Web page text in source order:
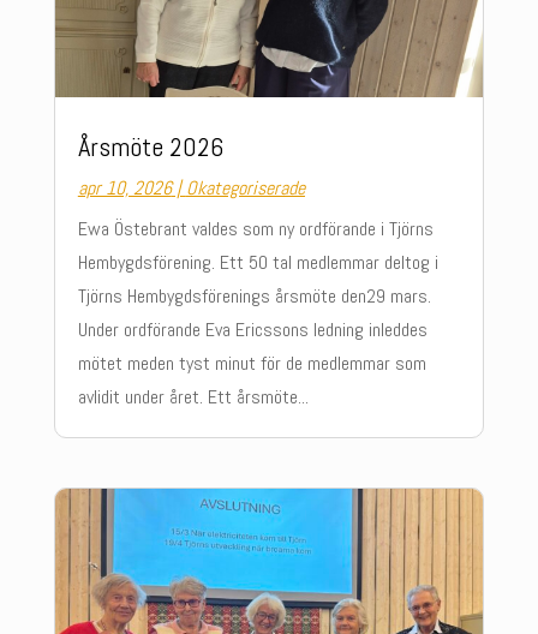
Årsmöte 2026
apr 10, 2026|Okategoriserade
Ewa Östebrant valdes som ny ordförande i Tjörns
Hembygdsförening. Ett 50 tal medlemmar deltog i
Tjörns Hembygdsförenings årsmöte den29 mars.
Under ordförande Eva Ericssons ledning inleddes
mötet meden tyst minut för de medlemmar som
avlidit under året. Ett årsmöte...